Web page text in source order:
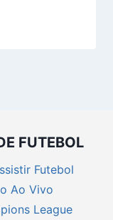
FUTEBOL
Futebol
Ao Vivo
League